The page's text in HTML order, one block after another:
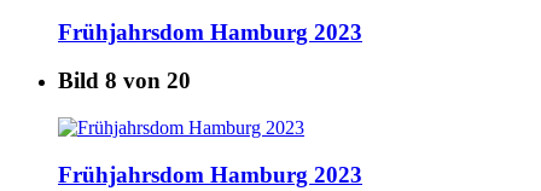
Frühjahrsdom Hamburg 2023
Bild 8 von 20
Frühjahrsdom Hamburg 2023